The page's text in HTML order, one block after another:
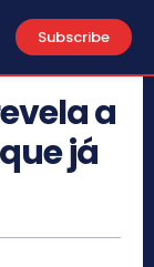
Subscribe
a
já